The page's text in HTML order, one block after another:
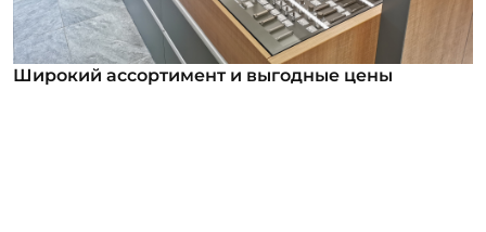
Широкий ассортимент и выгодные цены